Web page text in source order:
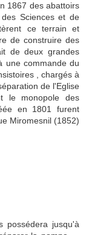
1867 des abattoirs
Sciences et de
ce terrain et
de construire des
de deux grandes
une commande du
, chargés à
de l'Eglise
monopole des
en 1801 furent
Miromesnil (1852)
jusqu'à